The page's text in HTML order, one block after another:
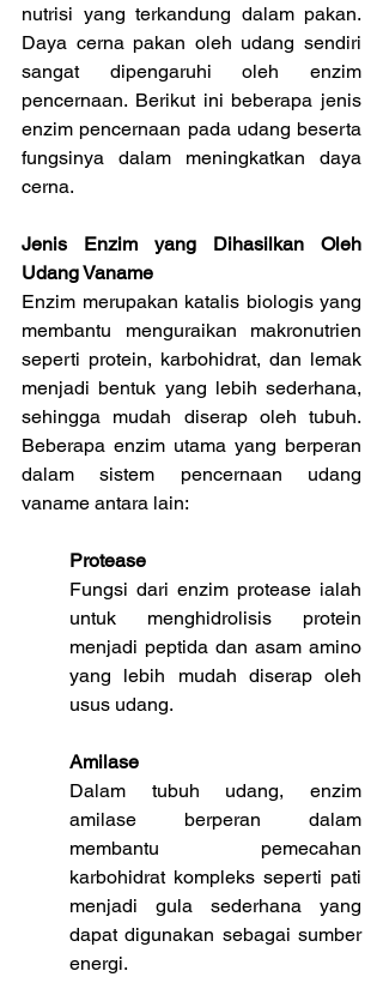
nutrisi yang terkandung dalam pakan.
Daya cerna pakan oleh udang sendiri
sangat dipengaruhi oleh enzim
pencernaan. Berikut ini beberapa jenis
enzim pencernaan pada udang beserta
fungsinya dalam meningkatkan daya
cerna.
Jenis Enzim yang Dihasilkan Oleh
Udang Vaname
Enzim merupakan katalis biologis yang
membantu menguraikan makronutrien
seperti protein, karbohidrat, dan lemak
menjadi bentuk yang lebih sederhana,
sehingga mudah diserap oleh tubuh.
Beberapa enzim utama yang berperan
dalam sistem pencernaan udang
vaname antara lain:
Protease
Fungsi dari enzim protease ialah
untuk menghidrolisis protein
menjadi peptida dan asam amino
yang lebih mudah diserap oleh
usus udang.
Amilase
Dalam tubuh udang, enzim
amilase berperan dalam
membantu pemecahan
karbohidrat kompleks seperti pati
menjadi gula sederhana yang
dapat digunakan sebagai sumber
energi.